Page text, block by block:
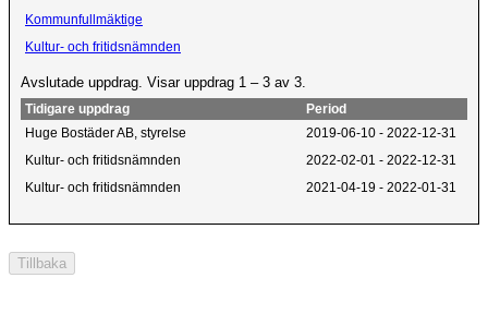
Kommunfullmäktige
Kultur- och fritidsnämnden
Avslutade uppdrag. Visar uppdrag 1 – 3 av 3.
Tidigare uppdrag
Period
Huge Bostäder AB, styrelse
2019-06-10 - 2022-12-31
Kultur- och fritidsnämnden 2022-02-01 - 2022-12-31
Kultur- och fritidsnämnden 2021-04-19 - 2022-01-31